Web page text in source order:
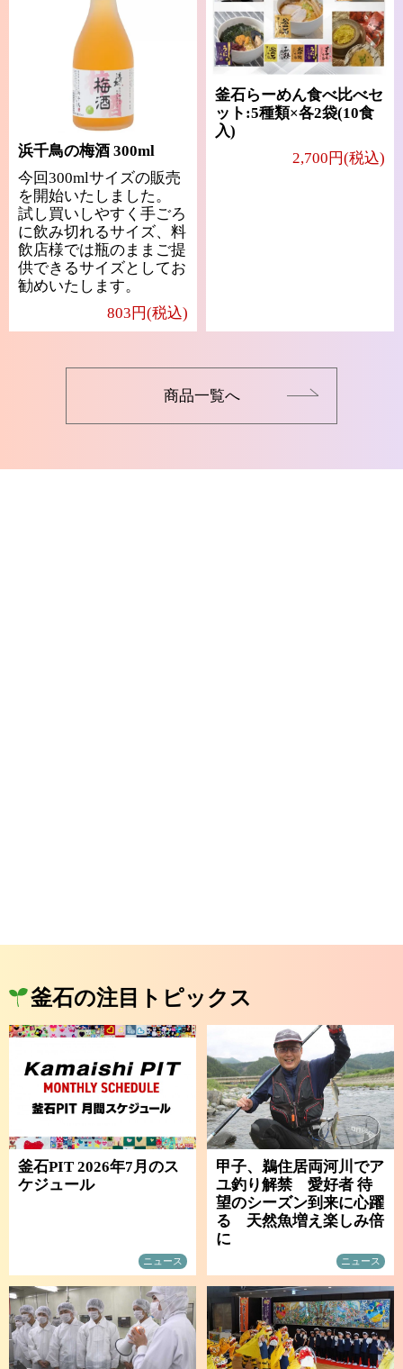
浜千鳥の梅酒 300ml
今回300mlサイズの販売
を開始いたしました。
試し買いしやすく手ごろ
に飲み切れるサイズ、料
飲店様では瓶のままご提
供できるサイズとしてお
勧めいたします。
803円(税込)
釜石らーめん食べ比べセ
ット:5種類×各2袋(10食
入)
2,700円(税込)
商品一覧へ
釜石の注目トピックス
釜石PIT 2026年7月のス
ケジュール
ニュース
甲子、鵜住居両河川でア
ユ釣り解禁 愛好者 待
望のシーズン到来に心躍
る 天然魚増え楽しみ倍
に
ニュース